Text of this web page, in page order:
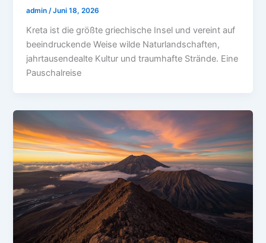
admin/Juni 18, 2026
Kreta ist die größte griechische Insel und vereint auf
beeindruckende Weise wilde Naturlandschaften,
jahrtausendealte Kultur und traumhafte Strände. Eine
Pauschalreise